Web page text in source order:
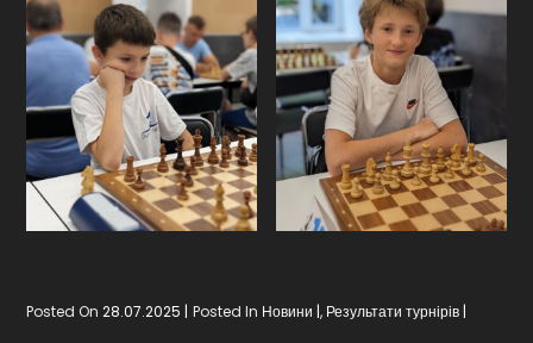
Posted On 28.07.2025 Posted In Новини , Результати турнірів